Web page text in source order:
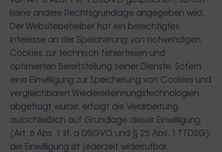
keine andere Rechtsgrundlage angegeben wird.
Der Websitebetreiber hat ein berechtigtes
Interesse an der Speicherung von notwendigen
Cookies zur technisch fehlerfreien und
optimierten Bereitstellung seiner Dienste. Sofern
eine Einwilligung zur Speicherung von Cookies und
vergleichbaren Wiedererkennungstechnologien
abgefragt wurde, erfolgt die Verarbeitung
ausschließlich auf Grundlage dieser Einwilligung
(Art. 6 Abs. 1 lit. a DSGVO und § 25 Abs. 1 TTDSG);
die Einwilligung ist jederzeit widerrufbar.